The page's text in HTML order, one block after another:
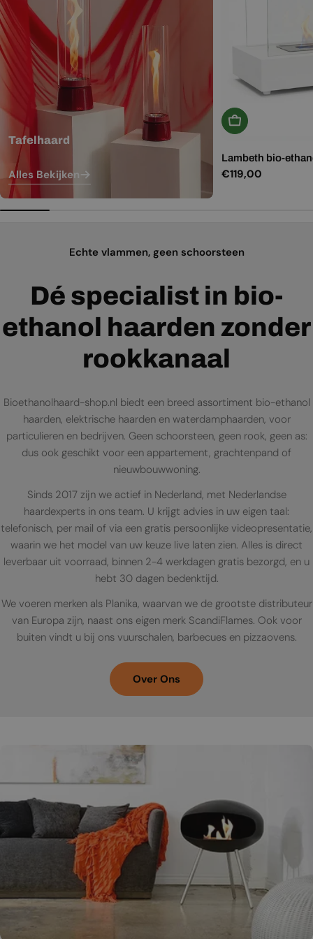
Tafelhaard
Alles Bekijken
In Winkelwagen
Lambeth bio-
Normale
€119,00
Echte vlammen, geen schoorsteen
Dé specialist in bio-
ethanol haarden zonder
rookkanaal
Bioethanolhaard-shop.nl biedt een breed assortiment bio-ethanol
haarden, elektrische haarden en waterdamphaarden, voor
particulieren en bedrijven. Geen schoorsteen, geen rook, geen as:
dus ook geschikt voor een appartement, grachtenpand of
nieuwbouwwoning.
Sinds 2017 zijn we actief in Nederland, met Nederlandse
haardexperts in ons team. U krijgt advies in uw eigen taal:
telefonisch, per mail of via een gratis persoonlijke videopresentatie,
waarin we het model van uw keuze live laten zien. Alles is direct
leverbaar uit voorraad, binnen 2-4 werkdagen gratis bezorgd, en u
hebt 30 dagen bedenktijd.
We voeren merken als Planika, waarvan we de grootste distributeur
van Europa zijn, naast ons eigen merk ScandiFlames. Ook voor
buiten vindt u bij ons vuurschalen, barbecues en pizzaovens.
Over Ons